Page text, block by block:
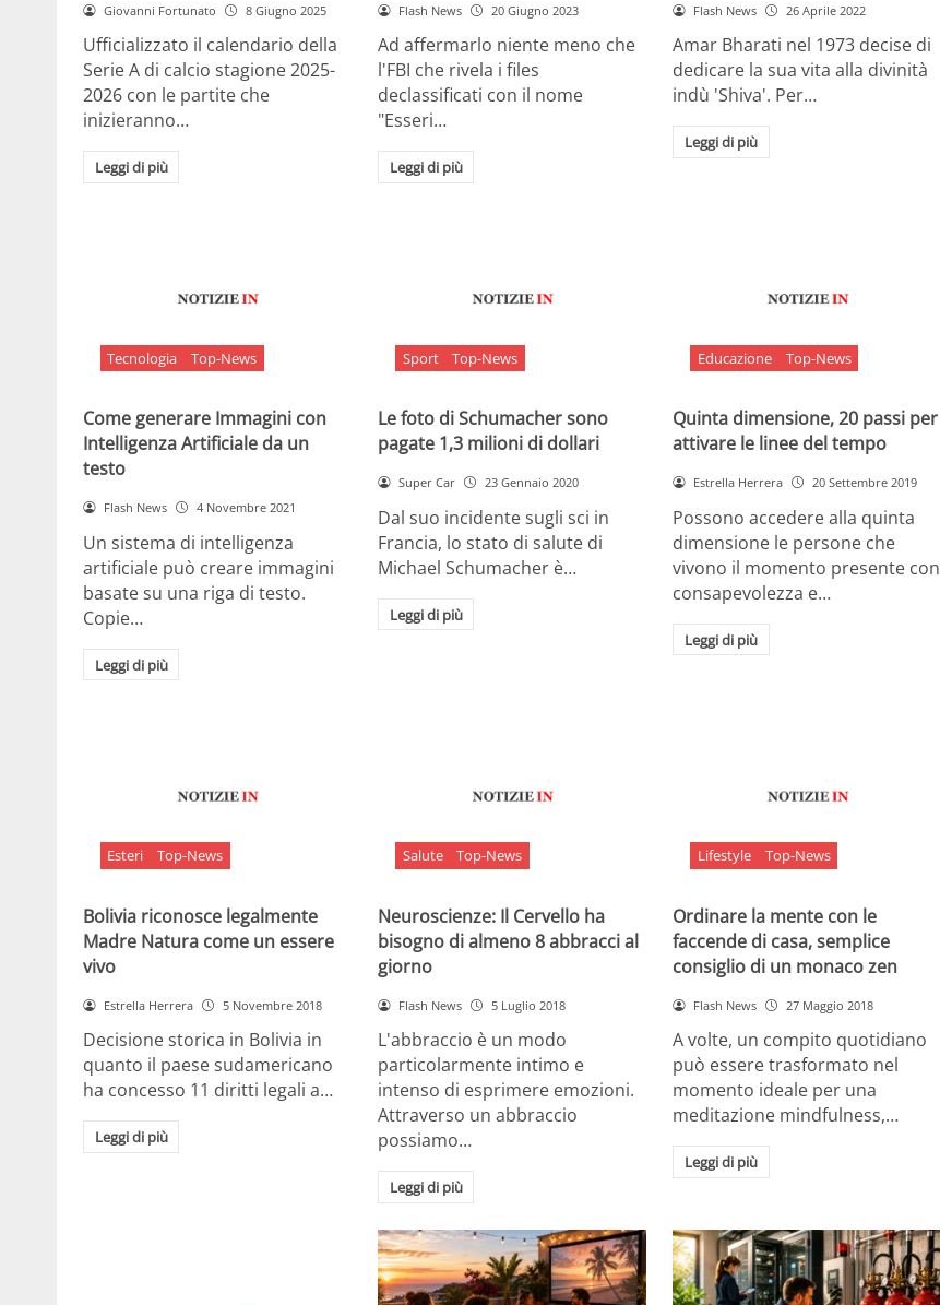
Giovanni Fortunato 8 Giugno 2025
Ufficializzato il calendario della
Serie A di calcio stagione 2025-
2026 con le partite che
inizieranno…
Leggi di più
Flash News 20 Giugno 2023
Ad affermarlo niente meno che
l'FBI che rivela i files
declassificati con il nome
"Esseri…
Leggi di più
Flash News 26 Aprile 2022
Amar Bharati nel 1973 decise di
dedicare la sua vita alla divinità
indù 'Shiva'. Per…
Leggi di più
Tecnologia Top-News
Come generare Immagini con
Intelligenza Artificiale da un
testo
Flash News 4 Novembre 2021
Un sistema di intelligenza
artificiale può creare immagini
basate su una riga di testo.
Copie…
Leggi di più
Sport Top-News
Le foto di Schumacher sono
pagate 1,3 milioni di dollari
Super Car 23 Gennaio 2020
Dal suo incidente sugli sci in
Francia, lo stato di salute di
Michael Schumacher è…
Leggi di più
Educazione Top-News
Quinta dimensione, 20 passi per
attivare le linee del tempo
Estrella Herrera 20 Settembre 2019
Possono accedere alla quinta
dimensione le persone che
vivono il momento presente con
consapevolezza e…
Leggi di più
Esteri Top-News
Bolivia riconosce legalmente
Madre Natura come un essere
vivo
Estrella Herrera 5 Novembre 2018
Decisione storica in Bolivia in
quanto il paese sudamericano
ha concesso 11 diritti legali a…
Leggi di più
Salute Top-News
Neuroscienze: Il Cervello ha
bisogno di almeno 8 abbracci al
giorno
Flash News 5 Luglio 2018
L'abbraccio è un modo
particolarmente intimo e
intenso di esprimere emozioni.
Attraverso un abbraccio
possiamo…
Leggi di più
Lifestyle Top-News
Ordinare la mente con le
faccende di casa, semplice
consiglio di un monaco zen
Flash News 27 Maggio 2018
A volte, un compito quotidiano
può essere trasformato nel
momento ideale per una
meditazione mindfulness,…
Leggi di più